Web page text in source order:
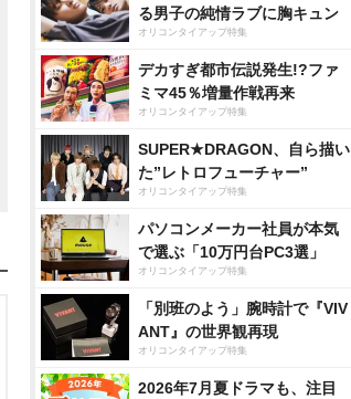
る男子の純情ラブに胸キュン
オリコンタイアップ特集
デカすぎ都市伝説発生!?ファ
ミマ45％増量作戦再来
オリコンタイアップ特集
SUPER★DRAGON、自ら描い
た”レトロフューチャー”
オリコンタイアップ特集
パソコンメーカー社員が本気
で選ぶ「10万円台PC3選」
オリコンタイアップ特集
「別班のよう」腕時計で『VIV
ANT』の世界観再現
オリコンタイアップ特集
2026年7月夏ドラマも、注目